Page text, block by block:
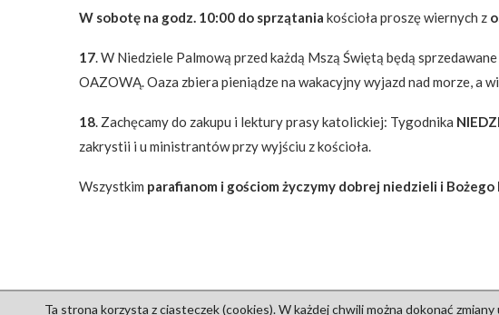
W sobotę na godz. 10:00 do sprzątania kościoła proszę wiernych z
17. W Niedziele Palmową przed każdą Mszą Świętą będą
OAZOWĄ. Oaza zbiera pieniądze na wakacyjny wyjazd nad morze, a
18. Zachęcamy do zakupu i lektury prasy katolickiej: Tygodnika
zakrystii i u ministrantów przy wyjściu z kościoła.
Wszystkim parafianom i gościom życzymy dobrej niedzieli i Bożego
Ta strona korzysta z ciasteczek (cookies). W każdej chwili można dokonać